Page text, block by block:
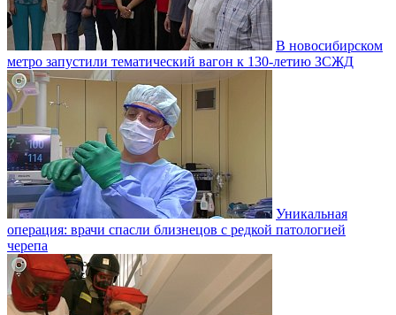
В новосибирском
метро запустили тематический вагон к 130-летию ЗСЖД
Уникальная
операция: врачи спасли близнецов с редкой патологией
черепа